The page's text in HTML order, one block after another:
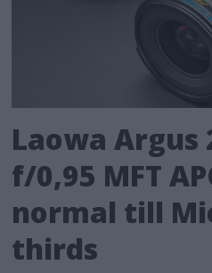
Laowa Argus
f/0,95 MFT
normal till
thirds